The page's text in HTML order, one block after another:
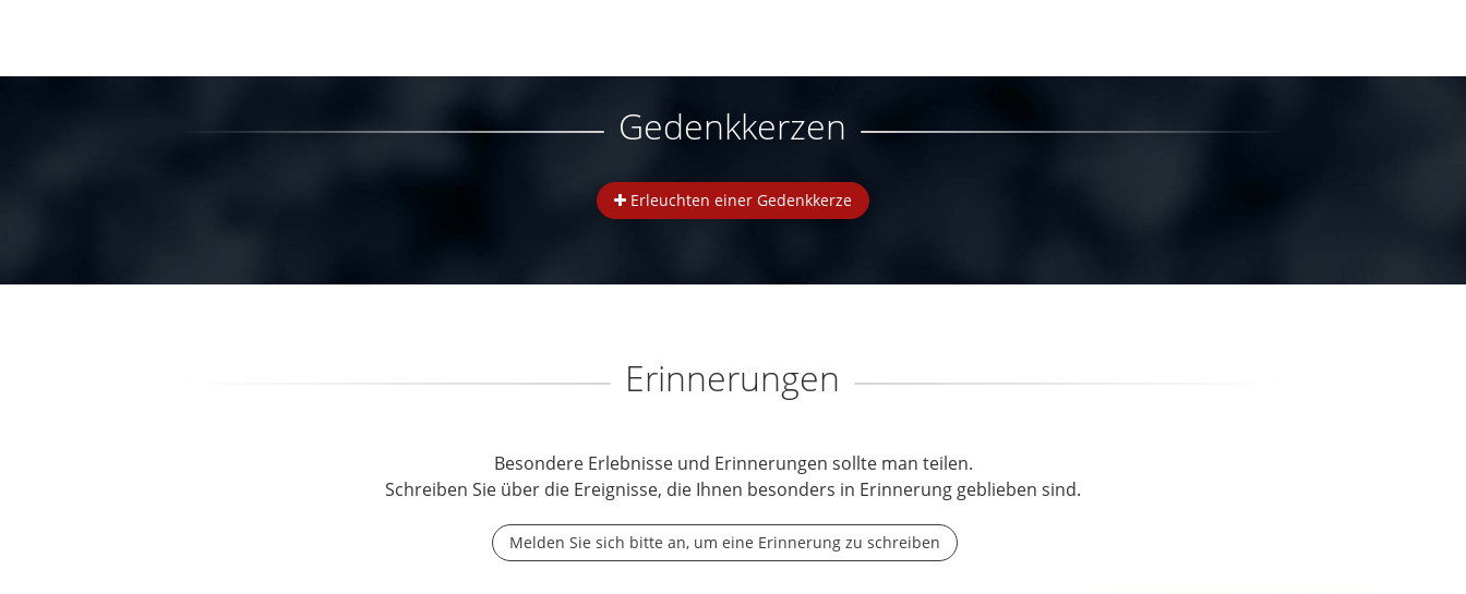
Gedenkkerzen
Erleuchten einer Gedenkkerze
Erinnerungen
Besondere Erlebnisse und Erinnerungen sollte man teilen.
Schreiben Sie über die Ereignisse, die Ihnen besonders in Erinnerung geblieben sind.
Melden Sie sich bitte an, um eine Erinnerung zu schreiben